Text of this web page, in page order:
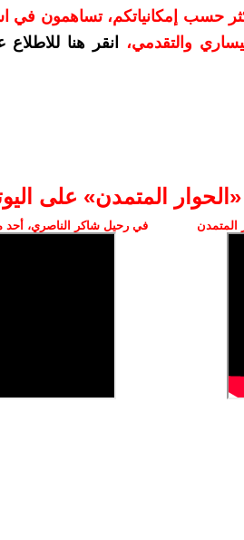
سنويًا أو أكثر حسب إمكانياتكم، تساهمون
والتقدمي،
انقر هنا
المتمدن» على
المتمدن في رحيل شاكر الناصري،